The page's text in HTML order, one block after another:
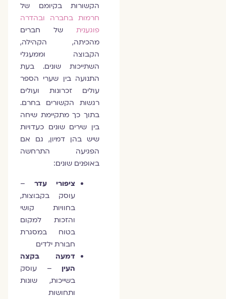
הקשורות בקיומם של
חרמות בחברה ובהדרה
פוגעניתשל חברים
מהכיתה, הקהילה,
הקבוצה וממעגלי
השתייכות שונים. בעת
התנועה בין שערי הספר
עולים זכרונות ועולים
רגשות הקשורים בחרם.
בתוך כך מתקיימת שיחה
בין שירים שונים כעדויות
שיש בהן דמיון, גם אם
הפגיעה התרחשה
באופנים שונים:
ציפורי עדר–
עוסק בקבוצות,
בחוויות קושי
והזכות למקום
בטוח במסגרת
חבורת ילדים
דמעה בקצה
העין– עוסק
בשייכות, שונות
ותחושות